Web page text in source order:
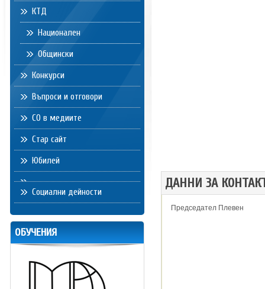
ДАННИ ЗА
Председател Плевен
КТД
Национален
Общински
Конкурси
Въпроси и отговори
СО в медиите
Стар сайт
Юбилей
Социални дейности
ОБУЧЕНИЯ